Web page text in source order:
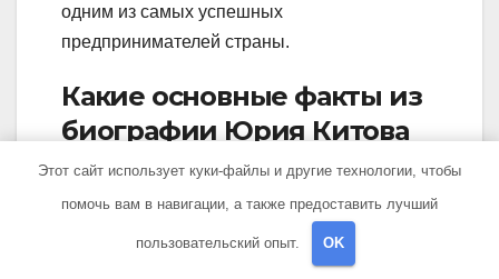
одним из самых успешных
предпринимателей страны.
Какие основные факты из
биографии Юрия Китова
Сатка известны?
Юрий Китов Сатка, полное имя Юрий
Иванович Китов, родился 2 июня 1990 года в
Этот сайт использует куки-файлы и другие технологии, чтобы
помочь вам в навигации, а также предоставить лучший
пользовательский опыт. OK